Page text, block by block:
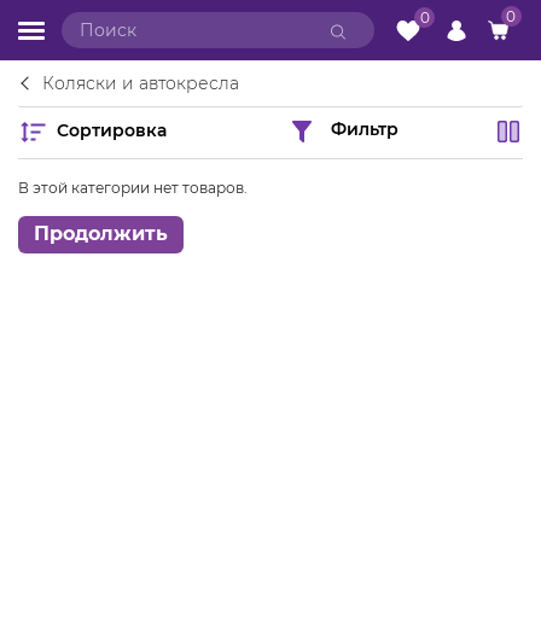
0 0
Коляски и автокресла
Сортировка Фильтр
В этой категории нет товаров.
Продолжить